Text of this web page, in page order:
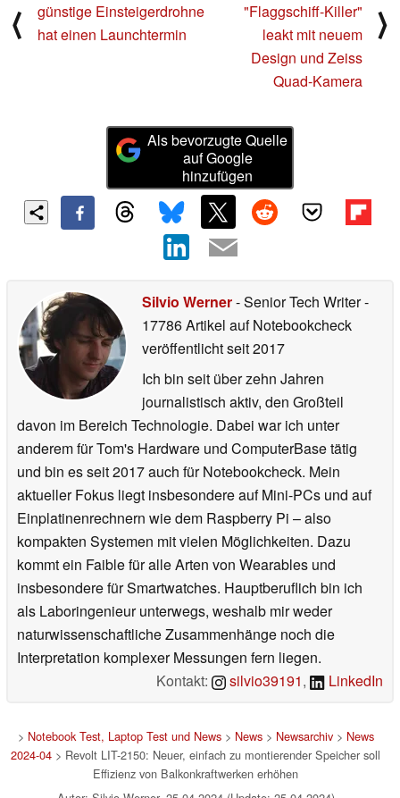
⟨
günstige Einsteigerdrohne
hat einen Launchtermin
"Flaggschiff-Killer"
leakt mit neuem
Design und Zeiss
Quad-Kamera
⟩
Als bevorzugte Quelle
auf Google
hinzufügen
Silvio Werner- Senior Tech Writer-
17786 Artikel auf Notebookcheck
veröffentlichtseit 2017
Ich bin seit über zehn Jahren
journalistisch aktiv, den Großteil
davon im Bereich Technologie. Dabei war ich unter
anderem für Tom's Hardware und ComputerBase tätig
und bin es seit 2017 auch für Notebookcheck. Mein
aktueller Fokus liegt insbesondere auf Mini-PCs und auf
Einplatinenrechnern wie dem Raspberry Pi – also
kompakten Systemen mit vielen Möglichkeiten. Dazu
kommt ein Faible für alle Arten von Wearables und
insbesondere für Smartwatches. Hauptberuflich bin ich
als Laboringenieur unterwegs, weshalb mir weder
naturwissenschaftliche Zusammenhänge noch die
Interpretation komplexer Messungen fern liegen.
Kontakt:
silvio39191, LinkedIn
> Notebook Test, Laptop Test und News> News> Newsarchiv> News
2024-04 > Revolt LIT-2150: Neuer, einfach zu montierender Speicher soll
Effizienz von Balkonkraftwerken erhöhen